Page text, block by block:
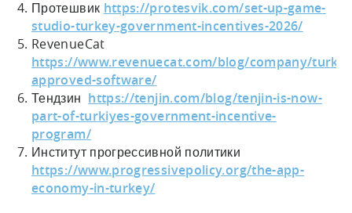
Протешвик https://protesvik.com/set-up-game-
studio-turkey-government-incentives-2026/
RevenueCat
https://www.revenuecat.com/blog/company/
approved-software/
Тендзин https://tenjin.com/blog/tenjin-is-now-
part-of-turkiyes-government-incentive-
program/
Институт прогрессивной политики
https://www.progressivepolicy.org/the-app-
economy-in-turkey/